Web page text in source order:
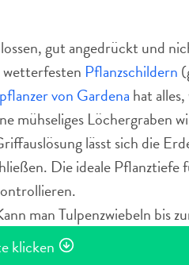
gut angedrückt und
wetterfesten Pflanzschildern
von Gardenahat
mühseliges Löchergraben
lässt sich die
Die ideale Pflanztiefe
man Tulpenzwiebeln bis
klicken